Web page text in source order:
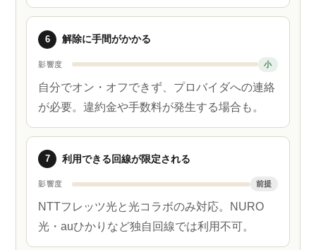
6 解除に手間がかかる
影響度 小
自分でオン・オフできず、プロバイダへの連絡
が必要。違約金や手数料が発生する場合も。
7 利用できる回線が限定される
影響度 前提
NTTフレッツ光と光コラボのみ対応。NURO
光・auひかりなど独自回線では利用不可。